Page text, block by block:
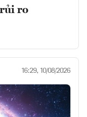
ro
16:29, 10/08/2026